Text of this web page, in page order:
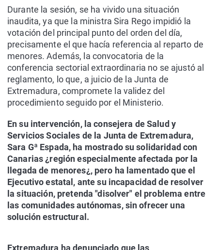
Durante la sesión, se ha vivido una situación
inaudita, ya que la ministra Sira Rego impidió la
votación del principal punto del orden del día,
precisamente el que hacía referencia al reparto de
menores. Además, la convocatoria de la
conferencia sectorial extraordinaria no se ajustó al
reglamento, lo que, a juicio de la Junta de
Extremadura, compromete la validez del
procedimiento seguido por el Ministerio.
En su intervención, la consejera de Salud y
Servicios Sociales de la Junta de Extremadura,
Sara Gª Espada, ha mostrado su solidaridad con
Canarias ¿región especialmente afectada por la
llegada de menores¿, pero ha lamentado que el
Ejecutivo estatal, ante su incapacidad de resolver
la situación, pretenda "disolver" el problema entre
las comunidades autónomas, sin ofrecer una
solución estructural.
Extremadura ha denunciado que las